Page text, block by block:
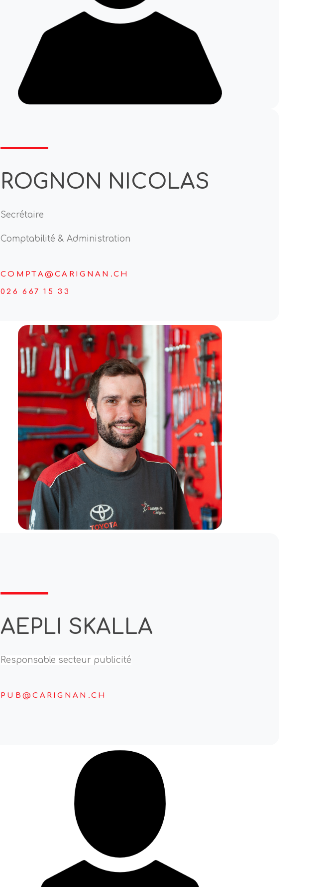
ROGNON NICOLAS
Secrétaire
Comptabilité & Administration
COMPTA@CARIGNAN.CH
026 667 15 33
AEPLI SKALLA
Responsable secteur publicité
PUB@CARIGNAN.CH